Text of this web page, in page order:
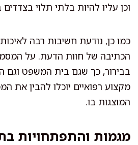
וכן עליו להיות בלתי תלוי
כמו כן, נודעת חשיבות רבה
הכתיבה של חוות הדעת. על
בבירור, כך שגם בית המשפט וגם
מקצוע רפואיים יוכלו להבין את
המוצגות בו.
מגמות והתפתחויות